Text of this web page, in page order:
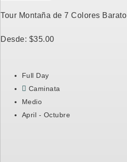
Tour Montaña de 7 Colores Barato
Desde: $35.00
Full Day
Caminata
Medio
April - Octubre